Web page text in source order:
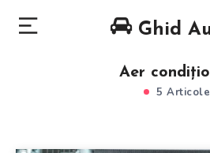
Ghid
Aer
5 Articole